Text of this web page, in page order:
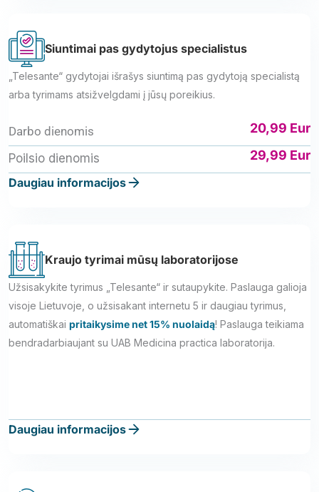
Siuntimai pas gydytojus specialistus
„Telesante“ gydytojai išrašys siuntimą pas gydytoją specialistą
arba tyrimams atsižvelgdami į jūsų poreikius.
Darbo dienomis 20,99 Eur
Poilsio dienomis 29,99 Eur
Daugiau informacijos
Kraujo tyrimai mūsų laboratorijose
Užsisakykite tyrimus „Telesante“ ir sutaupykite. Paslauga galioja
visoje Lietuvoje, o užsisakant internetu 5 ir daugiau tyrimus,
automatiškai pritaikysime net 15% nuolaidą! Paslauga teikiama
bendradarbiaujant su UAB Medicina practica laboratorija.
Daugiau informacijos